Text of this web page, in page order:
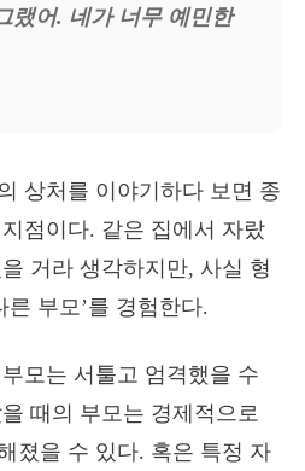
랬어. 네가 너무 예민한
상처를 이야기하다 보면 종
점이다. 같은 집에서 자랐
거라 생각하지만, 사실 형
른 부모’를 경험한다.
모는 서툴고 엄격했을 수
때의 부모는 경제적으로
졌을 수 있다. 혹은 특정 자